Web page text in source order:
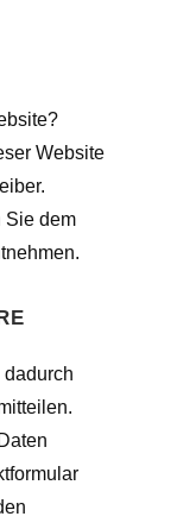
Website
Sie dem
dadurch